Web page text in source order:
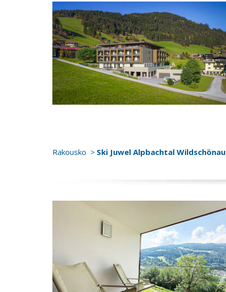
Rakousko Ski Juwel Alpbachtal Wildschönau